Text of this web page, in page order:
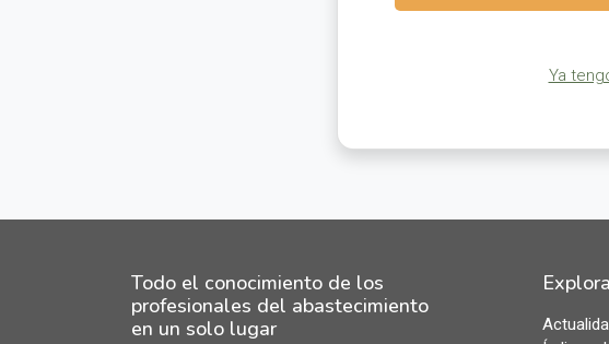
Ya
Todo el conocimiento de los
profesionales del abastecimiento
en un solo lugar
Explora